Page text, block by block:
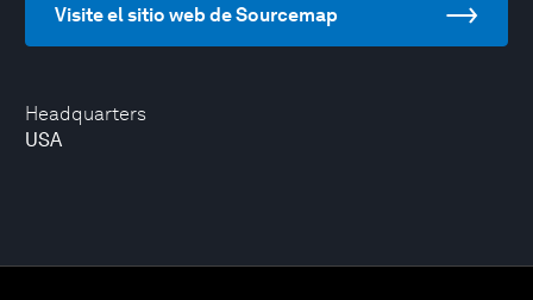
Headquarters
USA
Visite el sitio web de Sourcemap